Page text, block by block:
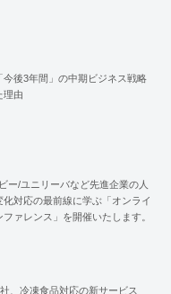
今後3年間」の中期ビジネス戦略
理由
ー/ユニリーバなど先進企業の人
化対応の最前線に学ぶ「オンライ
ファレンス」を開催いたします。
、冷凍食品対応の新サービス